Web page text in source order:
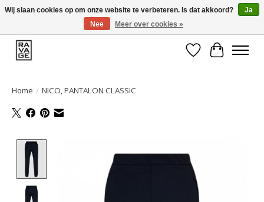
EEN GROOT ASSORTIMENT VAN TOP MERKEN!
Verlanglijst
Home / NICO, PANTALON CLASSIC
Wij slaan cookies op om onze website te verbeteren. Is dat akkoord?
Ja
Nee
Meer over cookies »